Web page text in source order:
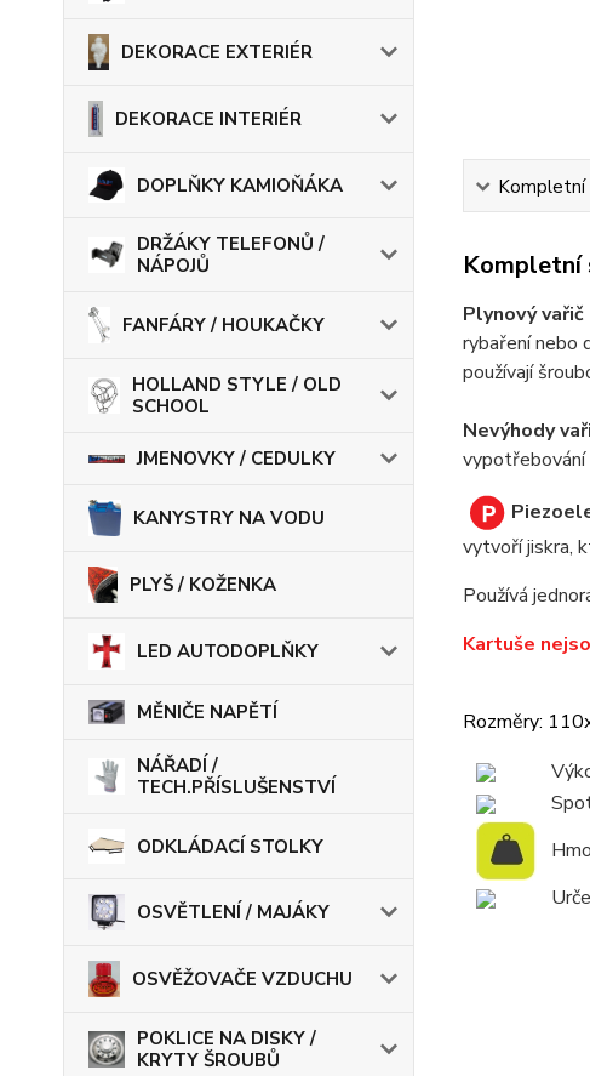
DEKORACE EXTERIÉR
DEKORACE INTERIÉR
DOPLŇKY KAMIOŇÁKA
DRŽÁKY TELEFONŮ /
NÁPOJŮ
FANFÁRY / HOUKAČKY
HOLLAND STYLE / OLD
SCHOOL
JMENOVKY / CEDULKY
KANYSTRY NA VODU
PLYŠ / KOŽENKA
LED AUTODOPLŇKY
MĚNIČE NAPĚTÍ
NÁŘADÍ /
TECH.PŘÍSLUŠENSTVÍ
ODKLÁDACÍ STOLKY
OSVĚTLENÍ / MAJÁKY
OSVĚŽOVAČE VZDUCHU
POKLICE NA DISKY /
KRYTY ŠROUBŮ
Kompletní
Kompletní
Plynový
rybaření nebo
používají
Nevýhody
vypotřebování
vytvoří jiskra,
Používá
Kartuše
Rozměry: